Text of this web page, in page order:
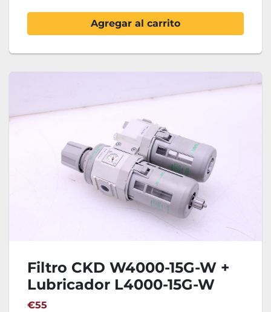
Agregar al carrito
Filtro CKD W4000-15G-W +
Lubricador L4000-15G-W
€55